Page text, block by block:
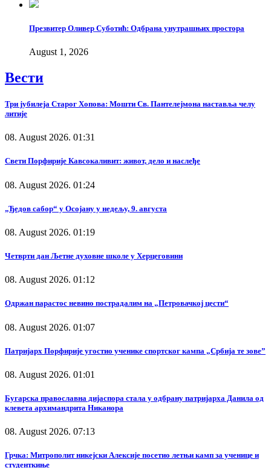
Презвитер Оливер Суботић: Одбрана унутрашњих простора
August 1, 2026
Вести
Три јубилеја Старог Хопова: Мошти Св. Пантелејмона наставља челу
литије
08. August 2026. 01:31
Свети Порфирије Кавсокаливит: живот, дело и наслеђе
08. August 2026. 01:24
„Ђедов сабор“ у Осојану у недељу, 9. августа
08. August 2026. 01:19
Четврти дан Љетне духовне школе у Херцеговини
08. August 2026. 01:12
Одржан парастос невино пострадалим на „Петровачкој цести“
08. August 2026. 01:07
Патријарх Порфирије угостио ученике спортског кампа „Србија те зове”
08. August 2026. 01:01
Бугарска православна дијаспора стала у одбрану патријарха Данила од
клевета архимандрита Никанора
08. August 2026. 07:13
Грчка: Митрополит никејски Алексије посетио летњи камп за ученице и
студенткиње